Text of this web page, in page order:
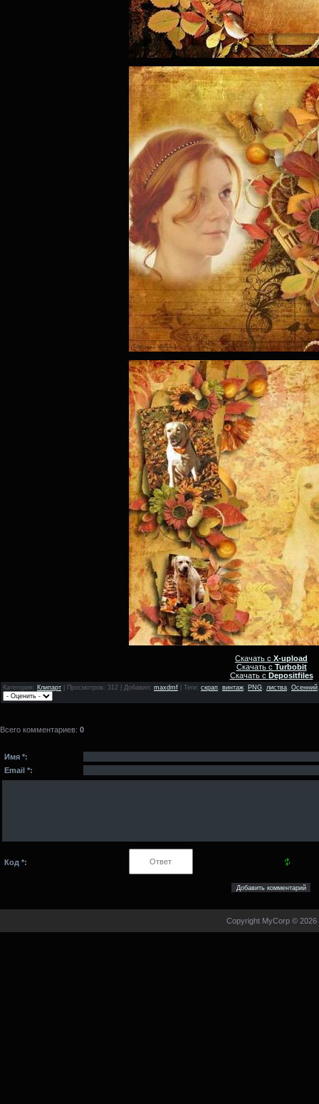
Скачать с X-upload
Скачать с Turbobit
Скачать с Depositfiles
Категория : Клипарт Просмотров: 312 | Добавил: maxdmf Теги: скрап винтаж PNG листва Осенний
Всего комментариев: 0
Имя *:
Email *:
Код *:
Copyright MyCorp © 2026